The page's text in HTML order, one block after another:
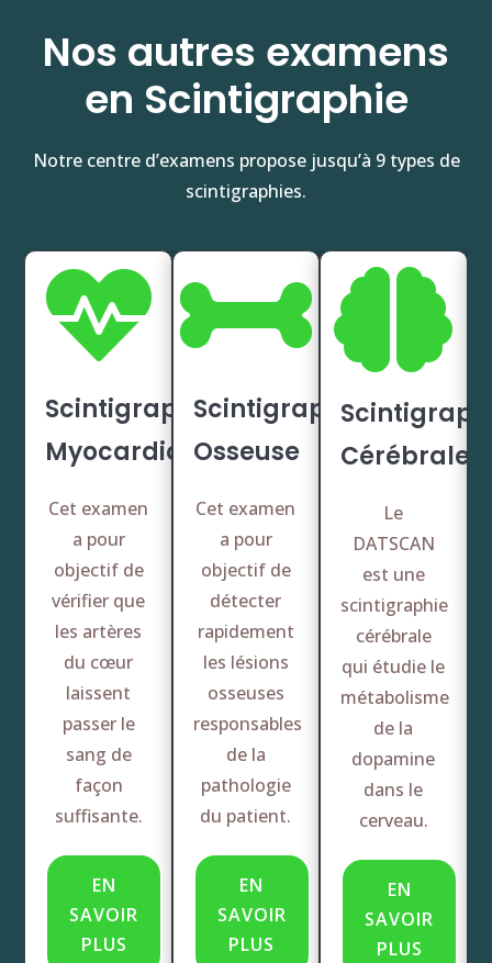
Nos autres examens
en Scintigraphie
Notre centre d’examens propose jusqu’à 9 types de
scintigraphies.

Scintigraphie
Myocardique
Cet examen
a pour
objectif de
vérifier que
les artères
du cœur
laissent
passer le
sang de
façon
suffisante.
EN
SAVOIR
PLUS

Scintigraphie
Osseuse
Cet examen
a pour
objectif de
détecter
rapidement
les lésions
osseuses
responsables
de la
pathologie
du patient.
EN
SAVOIR
PLUS

Cérébrale
Le
DATSCAN
est une
scintigraphie
cérébrale
qui étudie le
métabolisme
de la
dopamine
dans le
cerveau.
EN
SAVOIR
PLUS